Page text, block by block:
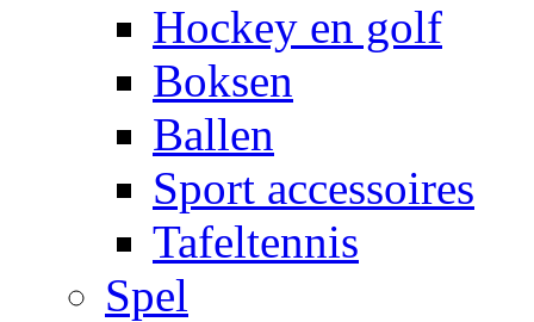
Hockey en golf
Boksen
Ballen
Sport accessoires
Tafeltennis
Spel